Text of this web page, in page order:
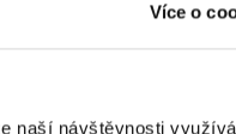
Více o
naší návštěvnosti